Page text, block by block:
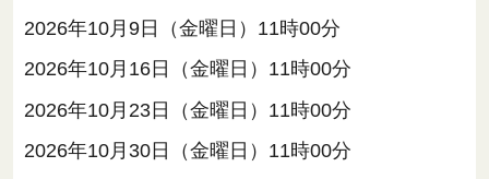
2026年10月9日（金曜日）11時00分
2026年10月16日（金曜日）11時00分
2026年10月23日（金曜日）11時00分
2026年10月30日（金曜日）11時00分